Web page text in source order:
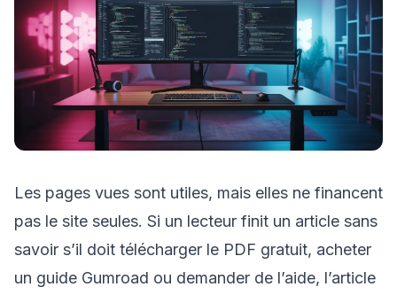
Les pages vues sont utiles, mais elles ne financent
pas le site seules. Si un lecteur finit un article sans
savoir s’il doit télécharger le PDF gratuit, acheter
un guide Gumroad ou demander de l’aide, l’article